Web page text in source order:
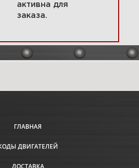
активна для
заказа.
ГЛАВНАЯ
ДВИГАТЕЛЕЙ
ДОСТАВКА